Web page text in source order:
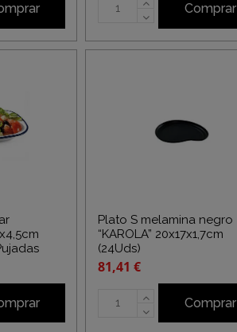
Comprar
Plato S melamina negro
“KAROLA” 20x17x1,7cm
(24Uds)
81,41 €
Comprar